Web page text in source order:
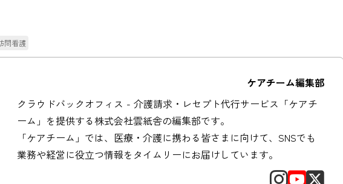
問看護
ケアチーム編集部
クラウドバックオフィス - 介護請求・レセプト代行サービス「ケアチ
ーム」を提供する株式会社雲紙舎の編集部です。
「ケアチーム」では、医療・介護に携わる皆さまに向けて、SNSでも
業務や経営に役立つ情報をタイムリーにお届けしています。